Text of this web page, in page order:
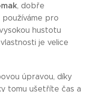
, dobře
používáme pro
hustotu
je velice
úpravou, díky
tomu ušetříte čas a